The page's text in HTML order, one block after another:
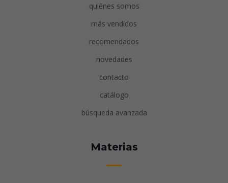
quiénes somos
más vendidos
recomendados
novedades
contacto
catálogo
búsqueda avanzada
Materias